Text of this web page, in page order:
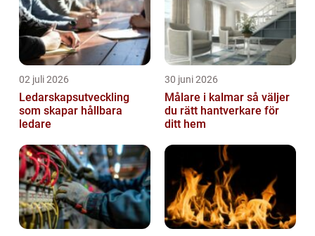
02 juli 2026
Ledarskapsutveckling
som skapar hållbara
ledare
30 juni 2026
Målare i kalmar så väljer
du rätt hantverkare för
ditt hem